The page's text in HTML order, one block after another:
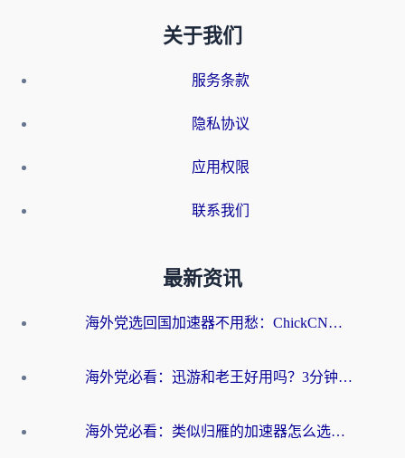
关于我们
服务条款
隐私协议
应用权限
联系我们
最新资讯
海外党选回国加速器不用愁：ChickCN和洞见哪个好？一篇搞定所有疑问
海外党必看：迅游和老王好用吗？3分钟选对加速国内网络的加速器
海外党必看：类似归雁的加速器怎么选？一篇搞定无缝访问国内资源